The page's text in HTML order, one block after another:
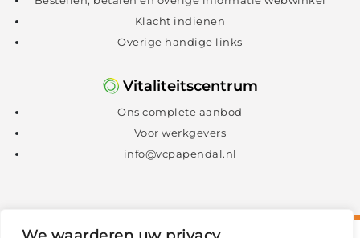
Klacht indienen
Overige handige links
Vitaliteitscentrum
Ons complete aanbod
Voor werkgevers
info@vcpapendal.nl